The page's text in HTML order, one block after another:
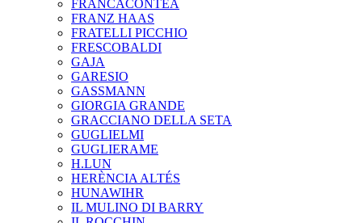
FRANCACONTEA
FRANZ HAAS
FRATELLI PICCHIO
FRESCOBALDI
GAJA
GARESIO
GASSMANN
GIORGIA GRANDE
GRACCIANO DELLA SETA
GUGLIELMI
GUGLIERAME
H.LUN
HERÈNCIA ALTÉS
HUNAWIHR
IL MULINO DI BARRY